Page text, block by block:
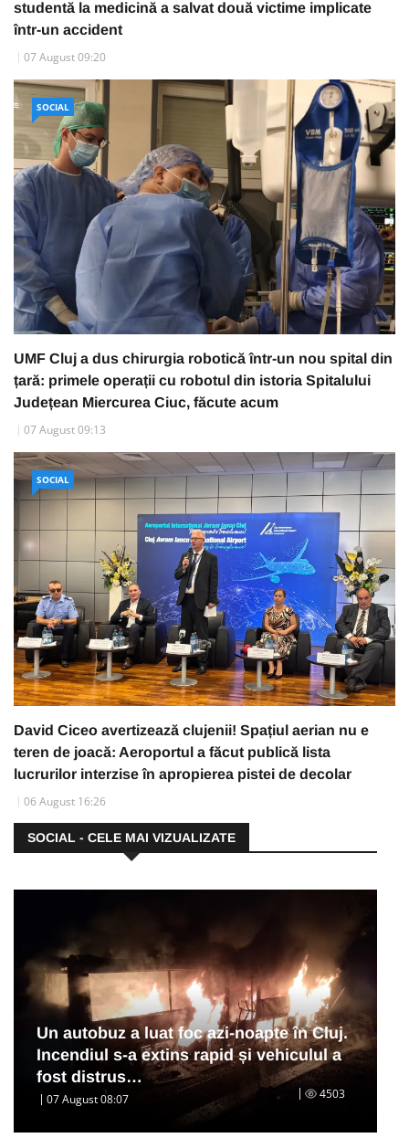
studentă la medicină a salvat două victime implicate
într-un accident
07 August 09:20
SOCIAL
UMF Cluj a dus chirurgia robotică într-un nou spital din
țară: primele operații cu robotul din istoria Spitalului
Județean Miercurea Ciuc, făcute acum
07 August 09:13
SOCIAL
David Ciceo avertizează clujenii! Spațiul aerian nu e
teren de joacă: Aeroportul a făcut publică lista
lucrurilor interzise în apropierea pistei de decolar
06 August 16:26
SOCIAL - CELE MAI VIZUALIZATE
Un autobuz a luat foc azi-noapte în Cluj.
Incendiul s-a extins rapid și vehiculul a
fost distrus…
07 August 08:07 4503